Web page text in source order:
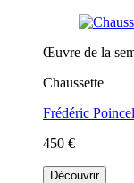
Œuvre de la
Chaussette
Frédéric
450 €
Découvrir